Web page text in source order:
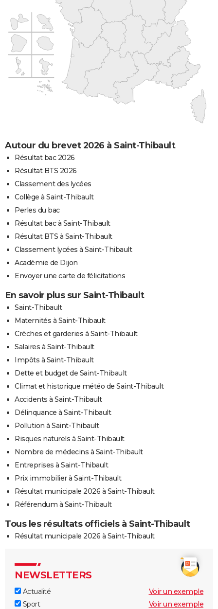
Autour du brevet 2026 à Saint-Thibault
Résultat bac 2026
Résultat BTS 2026
Classement des lycées
Collège à Saint-Thibault
Perles du bac
Résultat bac à Saint-Thibault
Résultat BTS à Saint-Thibault
Classement lycées à Saint-Thibault
Académie de Dijon
Envoyer une carte de félicitations
En savoir plus sur Saint-Thibault
Saint-Thibault
Maternités à Saint-Thibault
Crèches et garderies à Saint-Thibault
Salaires à Saint-Thibault
Impôts à Saint-Thibault
Dette et budget de Saint-Thibault
Climat et historique météo de Saint-Thibault
Accidents à Saint-Thibault
Délinquance à Saint-Thibault
Pollution à Saint-Thibault
Risques naturels à Saint-Thibault
Nombre de médecins à Saint-Thibault
Entreprises à Saint-Thibault
Prix immobilier à Saint-Thibault
Résultat municipale 2026 à Saint-Thibault
Référendum à Saint-Thibault
Tous les résultats officiels à Saint-Thibault
Résultat municipale 2026 à Saint-Thibault
NEWSLETTERS
Actualité
Voir un exemple
Sport
Voir un exemple